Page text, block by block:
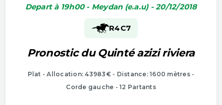
Depart à 19h00 - Meydan (e.a.u) - 20/12/2018
R4C7
Pronostic du Quinté azizi riviera
Plat - Allocation: 43983€ - Distance: 1600 mètres -
Corde gauche - 12 Partants